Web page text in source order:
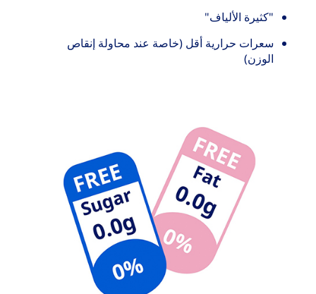
"كثيرة الألياف"
سعرات حرارية أقل (خاصة عند محاولة إنقاص
الوزن)